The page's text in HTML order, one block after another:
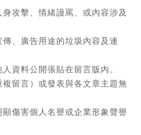
攻擊、情緒謾罵、或內容涉及
、廣告用途的垃圾內容及連
資料公開張貼在留言版內。
留言）或發表與各文章主題無
傷害個人名譽或企業形象聲譽